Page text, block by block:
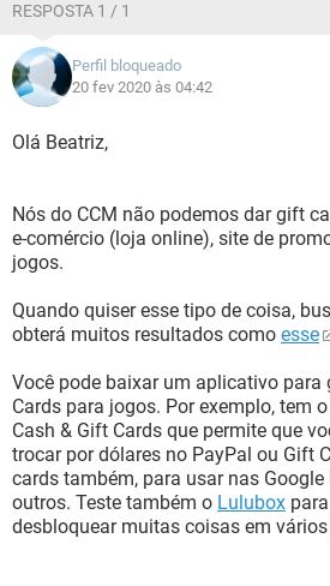
RESPOSTA 1 / 1
Perfil bloqueado
20 fev 2020 às 04:42
Olá Beatriz,
Nós do CCM não podemos dar gift
e-comércio (loja online), site de
jogos.
Quando quiser esse tipo de coisa,
obterá muitos resultados como esse
Você pode baixar um aplicativo para
Cards para jogos. Por exemplo, tem
Cash & Gift Cards que permite que
trocar por dólares no PayPal ou Gift
cards também, para usar nas Google
outros. Teste também o Lulubox
desbloquear muitas coisas em